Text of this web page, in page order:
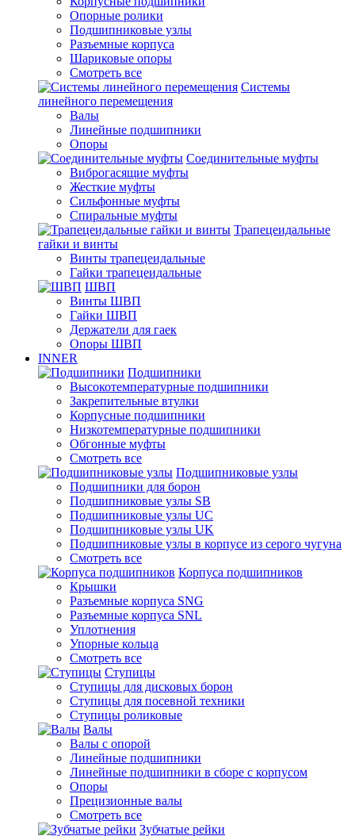
Опорные ролики
Подшипниковые узлы
Разъемные корпуса
Шариковые опоры
Смотреть все
Системы
линейного перемещения
Валы
Линейные подшипники
Опоры
Соединительные муфты
Виброгасящие муфты
Жесткие муфты
Сильфонные муфты
Спиральные муфты
Трапецеидальные
гайки и винты
Винты трапецеидальные
Гайки трапецеидальные
ШВП
Винты ШВП
Гайки ШВП
Держатели для гаек
Опоры ШВП
INNER
Подшипники
Высокотемпературные подшипники
Закрепительные втулки
Корпусные подшипники
Низкотемпературные подшипники
Обгонные муфты
Смотреть все
Подшипниковые узлы
Подшипники для борон
Подшипниковые узлы SB
Подшипниковые узлы UC
Подшипниковые узлы UK
Подшипниковые узлы в корпусе из серого чугуна
Смотреть все
Корпуса подшипников
Крышки
Разъемные корпуса SNG
Разъемные корпуса SNL
Уплотнения
Упорные кольца
Смотреть все
Ступицы
Ступицы для дисковых борон
Ступицы для посевной техники
Ступицы роликовые
Валы
Валы с опорой
Линейные подшипники
Линейные подшипники в сборе с корпусом
Опоры
Прецизионные валы
Смотреть все
Зубчатые рейки